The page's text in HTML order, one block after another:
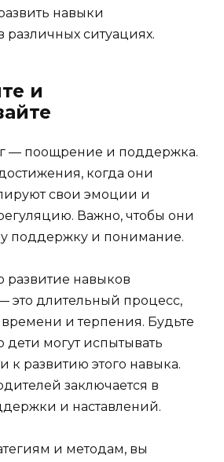
навыки
различных ситуациях.
и
— поощрение и поддержка.
когда они
свои эмоции и
Важно, чтобы они
поддержку и понимание.
развитие навыков
это длительный процесс,
времени и терпения. Будьте
дети могут испытывать
к развитию этого навыка.
заключается в
и наставлений.
и методам, вы